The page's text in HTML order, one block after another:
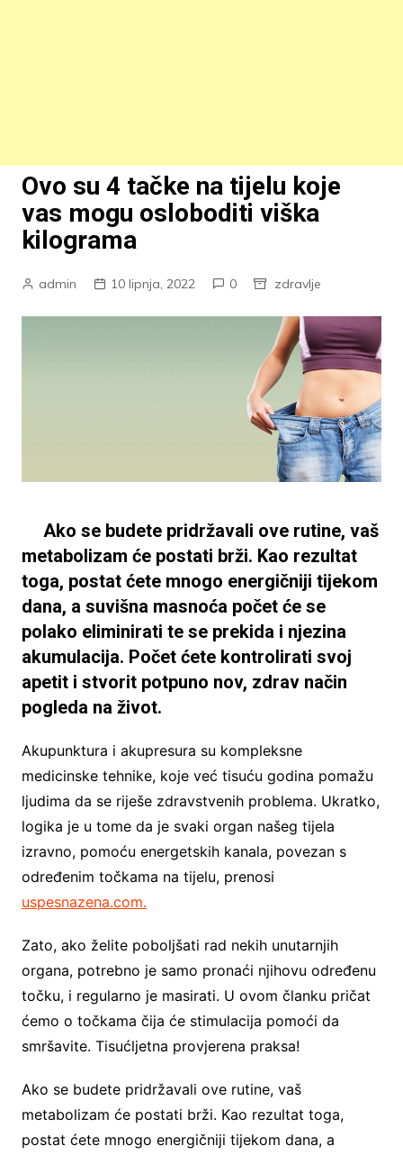
Ovo su 4 tačke na tijelu koje
vas mogu osloboditi viška
kilograma
admin 10 lipnja, 2022 0 zdravlje
Ako se budete pridržavali ove rutine, vaš
metabolizam će postati brži. Kao rezultat
toga, postat ćete mnogo energičniji tijekom
dana, a suvišna masnoća počet će se
polako eliminirati te se prekida i njezina
akumulacija. Počet ćete kontrolirati svoj
apetit i stvorit potpuno nov, zdrav način
pogleda na život.
Akupunktura i akupresura su kompleksne
medicinske tehnike, koje već tisuću godina pomažu
ljudima da se riješe zdravstvenih problema. Ukratko,
logika je u tome da je svaki organ našeg tijela
izravno, pomoću energetskih kanala, povezan s
određenim točkama na tijelu, prenosi
uspesnazena.com.
Zato, ako želite poboljšati rad nekih unutarnjih
organa, potrebno je samo pronaći njihovu određenu
točku, i regularno je masirati. U ovom članku pričat
ćemo o točkama čija će stimulacija pomoći da
smršavite. Tisućljetna provjerena praksa!
Ako se budete pridržavali ove rutine, vaš
metabolizam će postati brži. Kao rezultat toga,
postat ćete mnogo energičniji tijekom dana, a